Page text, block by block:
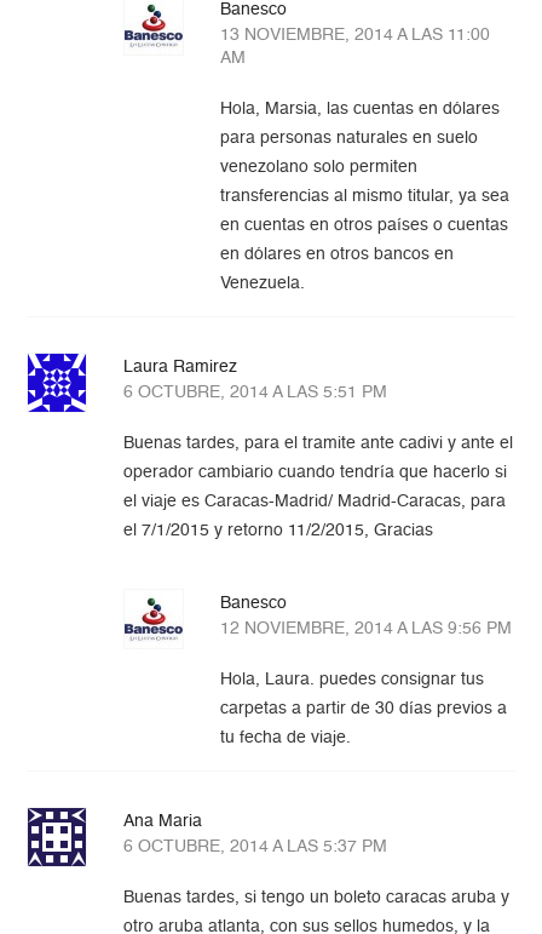
Banesco
13 NOVIEMBRE, 2014 A LAS 11:00
AM
Hola, Marsia, las cuentas en dólares
para personas naturales en suelo
venezolano solo permiten
transferencias al mismo titular, ya sea
en cuentas en otros países o cuentas
en dólares en otros bancos en
Venezuela.
Laura Ramirez
6 OCTUBRE, 2014 A LAS 5:51 PM
Buenas tardes, para el tramite ante cadivi y ante el
operador cambiario cuando tendría que hacerlo si
el viaje es Caracas-Madrid/ Madrid-Caracas, para
el 7/1/2015 y retorno 11/2/2015, Gracias
Banesco
12 NOVIEMBRE, 2014 A LAS 9:56 PM
Hola, Laura. puedes consignar tus
carpetas a partir de 30 días previos a
tu fecha de viaje.
Ana Maria
6 OCTUBRE, 2014 A LAS 5:37 PM
Buenas tardes, si tengo un boleto caracas aruba y
otro aruba atlanta, con sus sellos humedos, y la